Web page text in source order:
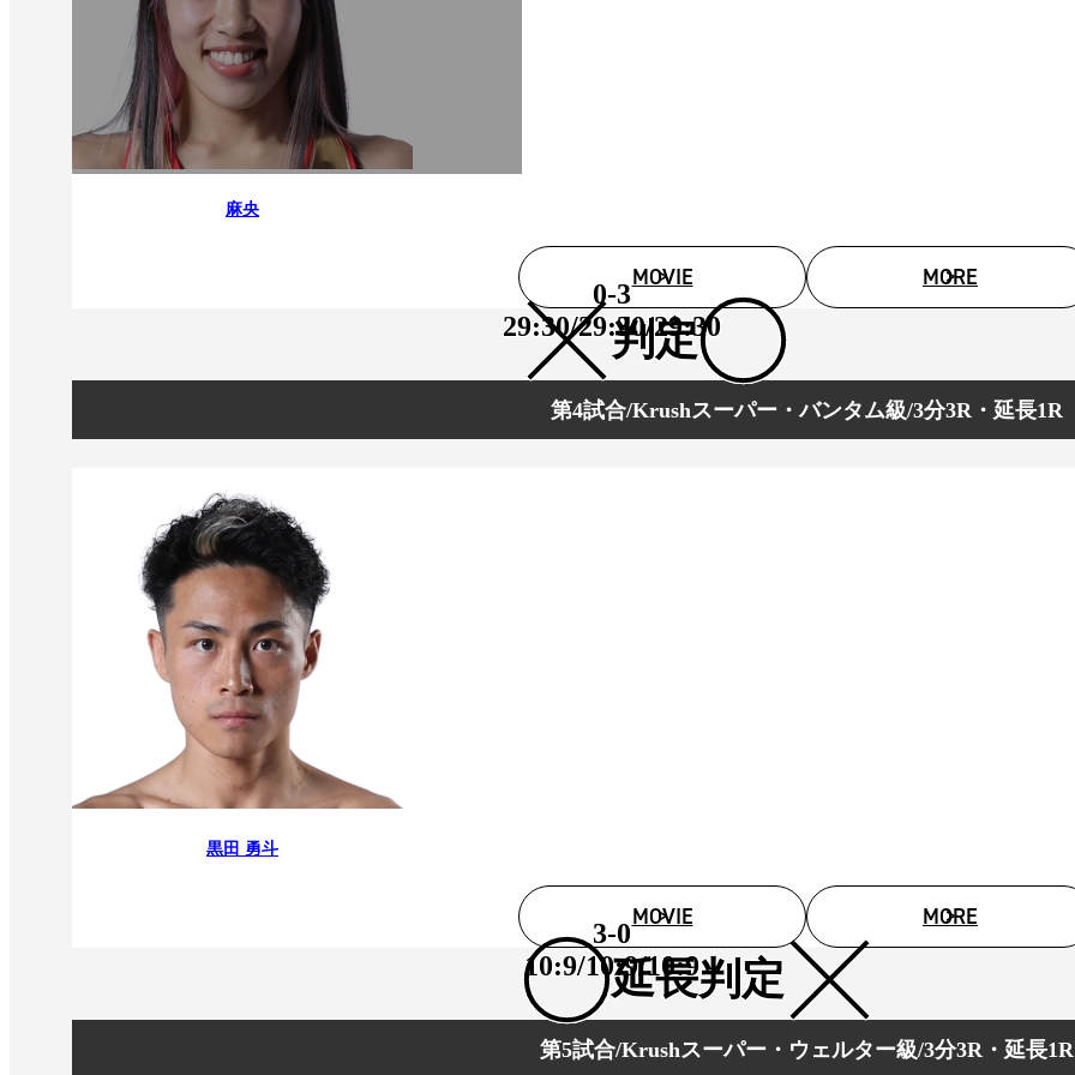
全て
トピックス
メディア
チケット・グッズ
読みもの
コラム
麻央
判定
0-3
29:30/29:30/29:30
MOVIE MORE
第4試合/Krushスーパー・バンタム級/3分3R・延長1R
黒田 勇斗
延長判定
3-0
10:9/10:9/10:9
MOVIE MORE
第5試合/Krushスーパー・ウェルター級/3分3R・延長1R